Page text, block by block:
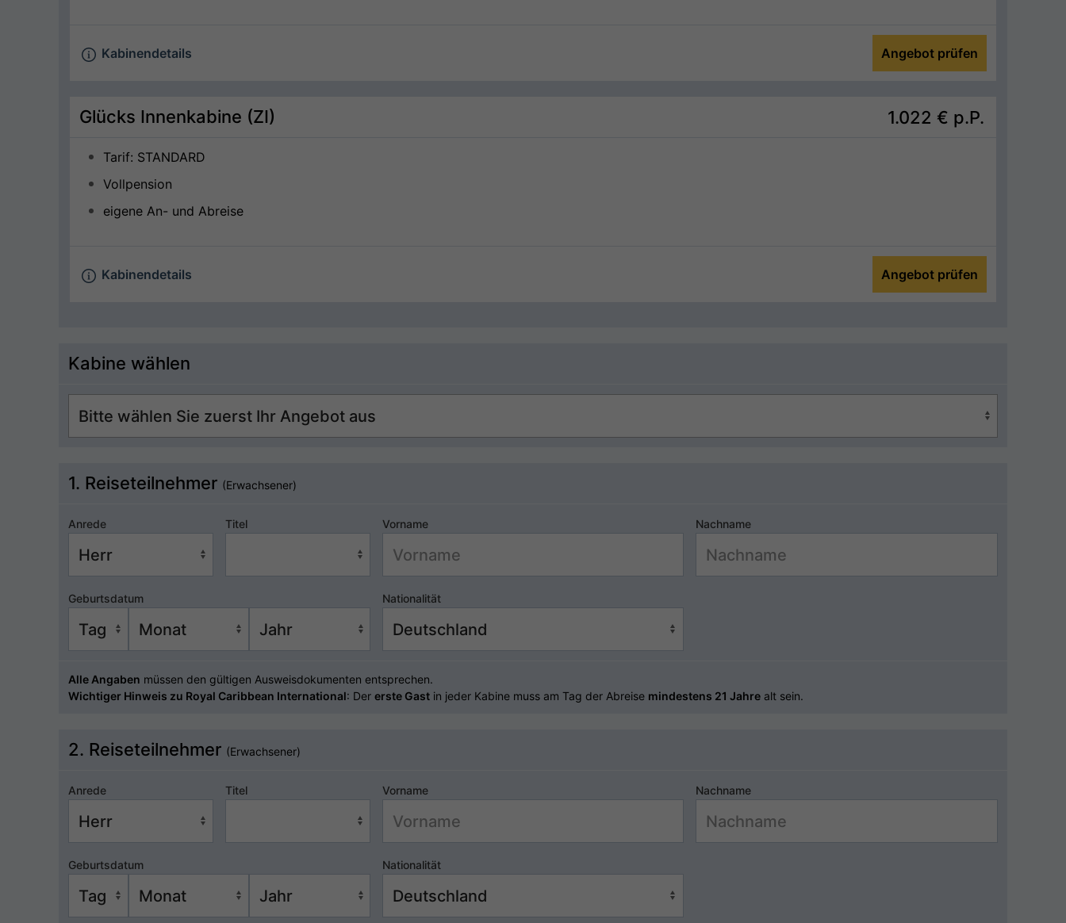
Kabinendetails Angebot prüfen
Glücks Innenkabine (ZI) 1.022 € p.P.
Tarif: STANDARD
Vollpension
eigene An- und Abreise
Kabinendetails Angebot prüfen
Kabine wählen
1. Reiseteilnehmer (Erwachsener)
Anrede Titel Vorname Nachname
Geburtsdatum Nationalität
Alle Angaben müssen den gültigen Ausweisdokumenten entsprechen.
Wichtiger Hinweis zu Royal Caribbean International: Der erste Gast in jeder Kabine muss am Tag der Abreise mindestens 21 Jahre alt sein.
2. Reiseteilnehmer (Erwachsener)
Anrede Titel Vorname Nachname
Geburtsdatum Nationalität